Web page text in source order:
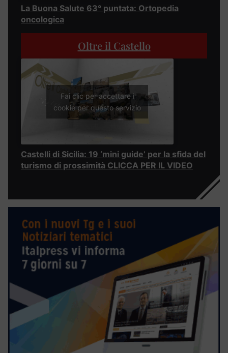
La Buona Salute 63° puntata: Ortopedia
oncologica
Oltre il Castello
Fai clic per accettare i
cookie per questo servizio
Castelli di Sicilia: 19 ‘mini guide’ per la sfida del
turismo di prossimità CLICCA PER IL VIDEO